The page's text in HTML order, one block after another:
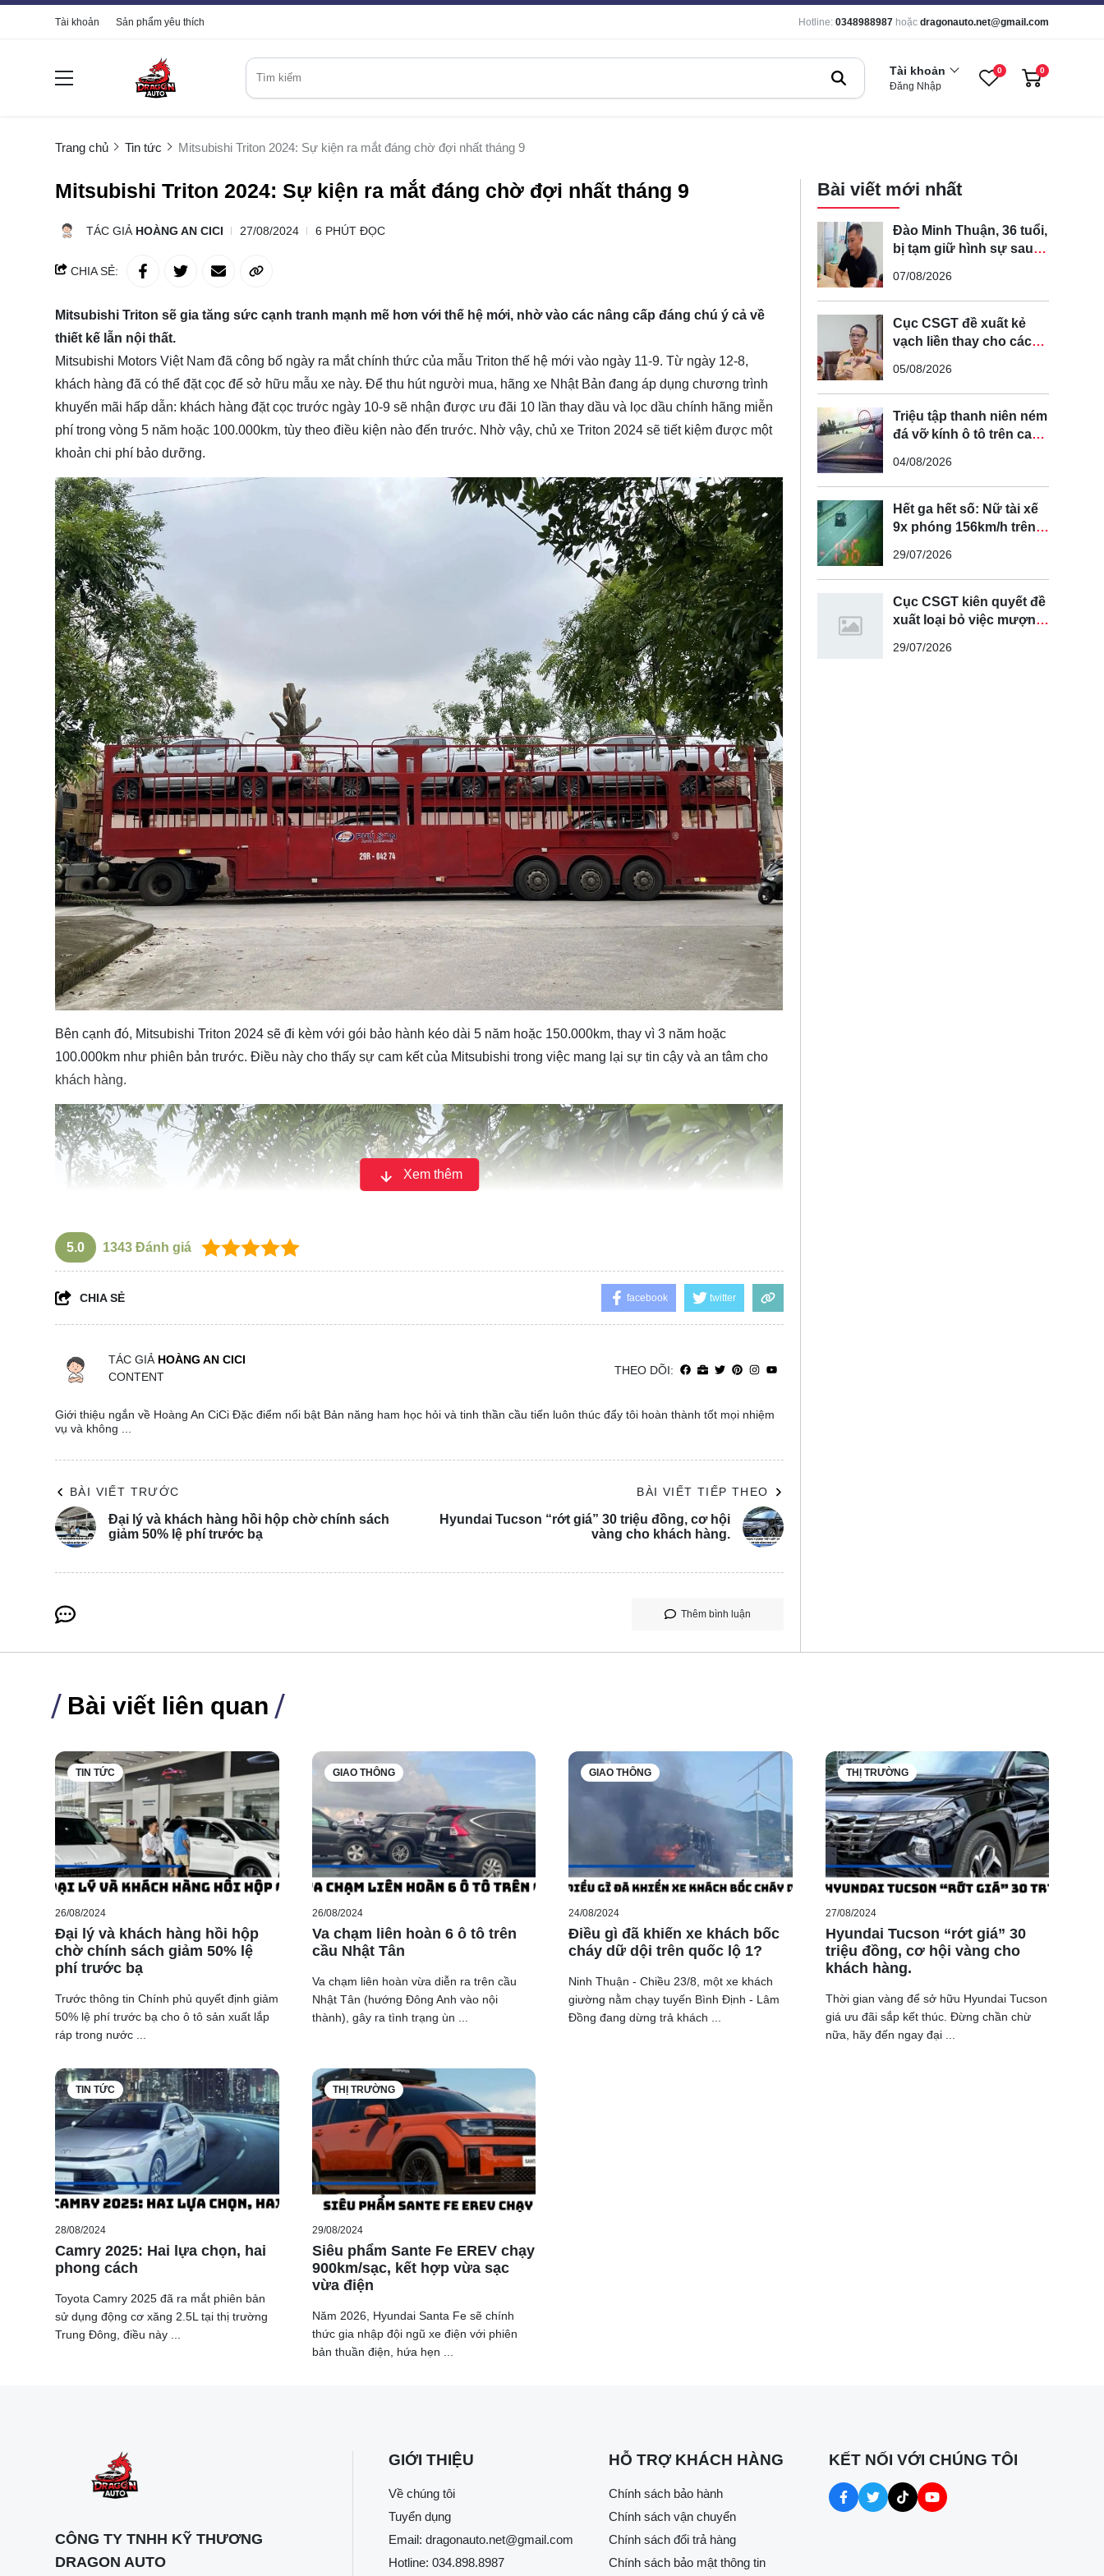
Tài khoản Sản phẩm yêu thích Hotline: 0348988987 hoặc dragonauto.net@gmail.com
Tài khoản
Đăng Nhập
0 0
Trang chủ Tin tức Mitsubishi Triton 2024: Sự kiện ra mắt đáng chờ đợi nhất tháng 9
Mitsubishi Triton 2024: Sự kiện ra mắt đáng chờ đợi nhất tháng 9
TÁC GIẢ HOÀNG AN CICI 27/08/2024 6 PHÚT ĐỌC
CHIA SẺ:
Mitsubishi Triton sẽ gia tăng sức cạnh tranh mạnh mẽ hơn với thế hệ mới, nhờ vào các nâng cấp đáng chú ý cả về
thiết kế lẫn nội thất.
Mitsubishi Motors Việt Nam đã công bố ngày ra mắt chính thức của mẫu Triton thế hệ mới vào ngày 11-9. Từ ngày 12-8,
khách hàng đã có thể đặt cọc để sở hữu mẫu xe này. Để thu hút người mua, hãng xe Nhật Bản đang áp dụng chương trình
khuyến mãi hấp dẫn: khách hàng đặt cọc trước ngày 10-9 sẽ nhận được ưu đãi 10 lần thay dầu và lọc dầu chính hãng miễn
phí trong vòng 5 năm hoặc 100.000km, tùy theo điều kiện nào đến trước. Nhờ vậy, chủ xe Triton 2024 sẽ tiết kiệm được một
khoản chi phí bảo dưỡng.
Bên cạnh đó, Mitsubishi Triton 2024 sẽ đi kèm với gói bảo hành kéo dài 5 năm hoặc 150.000km, thay vì 3 năm hoặc
100.000km như phiên bản trước. Điều này cho thấy sự cam kết của Mitsubishi trong việc mang lại sự tin cậy và an tâm cho
khách hàng.
thiết kế như đèn pha, mâm xe, cản trước và lưới tản nhiệt.
Mitsubishi Triton 2024 dự kiến sẽ là mẫu bán tải có nhiều nâng cấp nổi bật nhất trong năm nay tại Việt Nam. Trong khi các đối
thủ như Toyota Hilux và Ford Ranger có những cải tiến nhỏ hoặc bổ sung phiên bản mới, Triton 2024 được kỳ vọng sẽ mang
đến sự khác biệt đáng kể.
Xem thêm
5.0 1343 Đánh giá
CHIA SẺ facebook twitter
TÁC GIẢ HOÀNG AN CICI
CONTENT
THEO DÕI:
Giới thiệu ngắn về Hoàng An CiCi Đặc điểm nổi bật Bản năng ham học hỏi và tinh thần cầu tiến luôn thúc đẩy tôi hoàn thành tốt mọi nhiệm
vụ và không ...
BÀI VIẾT TRƯỚC
Đại lý và khách hàng hồi hộp chờ chính sách
giảm 50% lệ phí trước bạ
BÀI VIẾT TIẾP THEO
Hyundai Tucson “rớt giá” 30 triệu đồng, cơ hội
vàng cho khách hàng.
Thêm bình luận
Bài viết mới nhất
Đào Minh Thuận, 36 tuổi,
bị tạm giữ hình sự sau
rồi đạp ngã chồng cũ
của bạn gái
07/08/2026
Cục CSGT đề xuất kẻ
vạch liền thay cho các
tuyến đường cong, cua,
đèo dốc để tránh tài xế
vượt ẩu
05/08/2026
Triệu tập thanh niên ném
đá vỡ kính ô tô trên cao
04/08/2026
Hết ga hết số: Nữ tài xế
9x phóng 156km/h trên
29/07/2026
Cục CSGT kiên quyết đề
xuất loại bỏ việc mượn
để vượt xe
29/07/2026
Bài viết liên quan
TIN TỨC
26/08/2024
Đại lý và khách hàng hồi hộp
chờ chính sách giảm 50% lệ
phí trước bạ
Trước thông tin Chính phủ quyết định giảm
50% lệ phí trước bạ cho ô tô sản xuất lắp
ráp trong nước ...
GIAO THÔNG
26/08/2024
Va chạm liên hoàn 6 ô tô trên
cầu Nhật Tân
Va chạm liên hoàn vừa diễn ra trên cầu
Nhật Tân (hướng Đông Anh vào nội
thành), gây ra tình trạng ùn ...
GIAO THÔNG
24/08/2024
Điều gì đã khiến xe khách bốc
cháy dữ dội trên quốc lộ 1?
Ninh Thuận - Chiều 23/8, một xe khách
giường nằm chạy tuyến Bình Định - Lâm
Đồng đang dừng trả khách ...
THỊ TRƯỜNG
27/08/2024
Hyundai Tucson “rớt giá” 30
triệu đồng, cơ hội vàng cho
khách hàng.
Thời gian vàng để sở hữu Hyundai Tucson
giá ưu đãi sắp kết thúc. Đừng chần chừ
nữa, hãy đến ngay đại ...
TIN TỨC
28/08/2024
Camry 2025: Hai lựa chọn, hai
phong cách
Toyota Camry 2025 đã ra mắt phiên bản
sử dụng động cơ xăng 2.5L tại thị trường
Trung Đông, điều này ...
THỊ TRƯỜNG
29/08/2024
Siêu phẩm Sante Fe EREV chạy
900km/sạc, kết hợp vừa sạc
vừa điện
Năm 2026, Hyundai Santa Fe sẽ chính
thức gia nhập đội ngũ xe điện với phiên
bản thuần điện, hứa hẹn ...
CÔNG TY TNHH KỸ THƯƠNG
DRAGON AUTO
GIỚI THIỆU
Về chúng tôi
Tuyển dụng
Email: dragonauto.net@gmail.com
Hotline: 034.898.8987
HỖ TRỢ KHÁCH HÀNG
Chính sách bảo hành
Chính sách vận chuyển
Chính sách đổi trả hàng
Chính sách bảo mật thông tin
KẾT NỐI VỚI CHÚNG TÔI